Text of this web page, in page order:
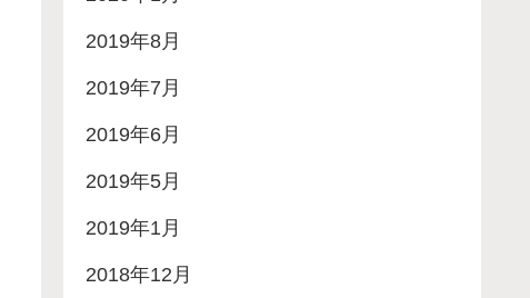
2019年8月
2019年7月
2019年6月
2019年5月
2019年1月
2018年12月